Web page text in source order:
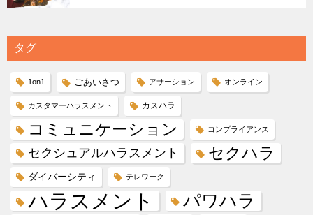
タグ
1on1 ごあいさつ アサーション オンライン
カスタマーハラスメント カスハラ
コミュニケーション コンプライアンス
セクシュアルハラスメント セクハラ
ダイバーシティ テレワーク
ハラスメント パワハラ